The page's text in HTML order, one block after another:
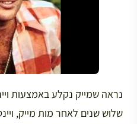
נראה שמייק נקלע באמצעות
שלוש שנים לאחר מות מייק,